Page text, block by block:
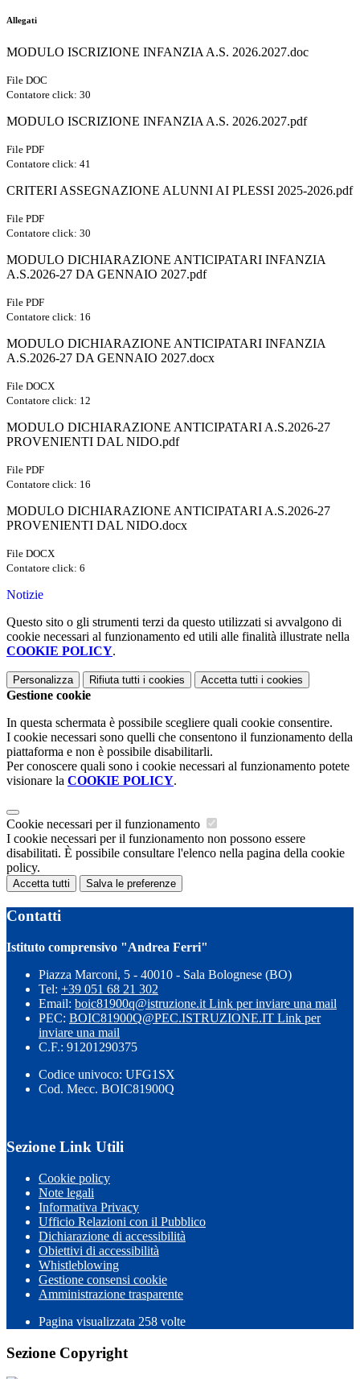
Allegati
MODULO ISCRIZIONE INFANZIA A.S. 2026.2027.doc
File DOC
Contatore click: 30
MODULO ISCRIZIONE INFANZIA A.S. 2026.2027.pdf
File PDF
Contatore click: 41
CRITERI ASSEGNAZIONE ALUNNI AI PLESSI 2025-2026.pdf
File PDF
Contatore click: 30
MODULO DICHIARAZIONE ANTICIPATARI INFANZIA
A.S.2026-27 DA GENNAIO 2027.pdf
File PDF
Contatore click: 16
MODULO DICHIARAZIONE ANTICIPATARI INFANZIA
A.S.2026-27 DA GENNAIO 2027.docx
File DOCX
Contatore click: 12
MODULO DICHIARAZIONE ANTICIPATARI A.S.2026-27
PROVENIENTI DAL NIDO.pdf
File PDF
Contatore click: 16
MODULO DICHIARAZIONE ANTICIPATARI A.S.2026-27
PROVENIENTI DAL NIDO.docx
File DOCX
Contatore click: 6
Notizie
Questo sito o gli strumenti terzi da questo utilizzati si avvalgono di
cookie necessari al funzionamento ed utili alle finalità illustrate nella
COOKIE POLICY.
Personalizza Rifiuta tutti i cookies Accetta tutti i cookies
Gestione cookie
In questa schermata è possibile scegliere quali cookie consentire.
I cookie necessari sono quelli che consentono il funzionamento della
piattaforma e non è possibile disabilitarli.
Per conoscere quali sono i cookie necessari al funzionamento potete
visionare la COOKIE POLICY.
Cookie necessari per il funzionamento
I cookie necessari per il funzionamento non possono essere
disabilitati. È possibile consultare l'elenco nella pagina della cookie
policy.
Accetta tutti Salva le preferenze
Contatti
Istituto comprensivo "Andrea Ferri"
Piazza Marconi, 5 - 40010 - Sala Bolognese (BO)
Tel: +39 051 68 21 302
Email: boic81900q@istruzione.it Link per inviare una mail
PEC: BOIC81900Q@PEC.ISTRUZIONE.IT Link per
inviare una mail
C.F.: 91201290375
Codice univoco: UFG1SX
Cod. Mecc. BOIC81900Q
Sezione Link Utili
Cookie policy
Note legali
Informativa Privacy
Ufficio Relazioni con il Pubblico
Dichiarazione di accessibilità
Obiettivi di accessibilità
Whistleblowing
Gestione consensi cookie
Amministrazione trasparente
Pagina visualizzata 258 volte
Sezione Copyright